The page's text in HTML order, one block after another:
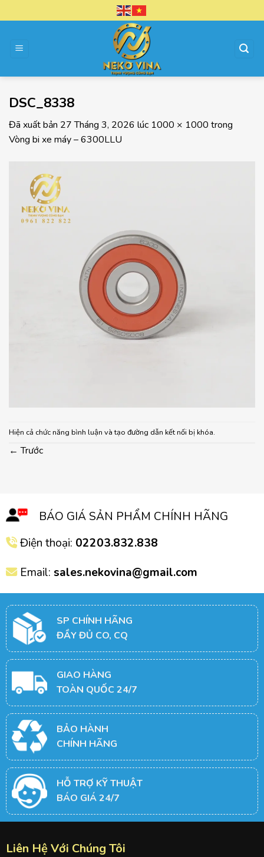
đến
dung
DSC_8338
Đã xuất bản 27 Tháng 3, 2026 lúc 1000 × 1000 trong
Vòng bi xe máy – 6300LLU
Hiện cả chức năng bình luận và tạo đường dẫn kết nối bị khóa.
← Trước
BÁO GIÁ SẢN PHẨM CHÍNH HÃNG
Điện thoại: 02203.832.838
Email: sales.nekovina@gmail.com
SP CHÍNH HÃNG
ĐẦY ĐỦ CO, CQ
GIAO HÀNG
TOÀN QUỐC 24/7
BẢO HÀNH
CHÍNH HÃNG
HỖ TRỢ KỸ THUẬT
BÁO GIÁ 24/7
Liên Hệ Với Chúng Tôi